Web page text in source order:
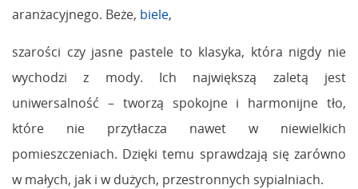
aranżacyjnego. Beże, biele,
szarości czy jasne pastele to klasyka, która nigdy nie
wychodzi z mody. Ich największą zaletą jest
uniwersalność – tworzą spokojne i harmonijne tło,
które nie przytłacza nawet w niewielkich
pomieszczeniach. Dzięki temu sprawdzają się zarówno
w małych, jak i w dużych, przestronnych sypialniach.